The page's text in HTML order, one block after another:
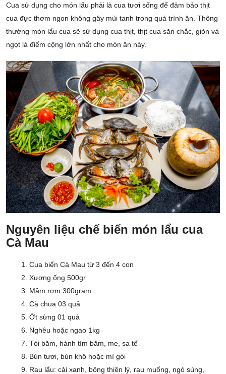
Cua sử dụng cho món lẩu phải là cua tươi sống để đảm bảo thịt
cua đực thơm ngon không gây mùi tanh trong quá trình ăn. Thông
thường món lẩu cua sẽ sử dụng cua thịt, thịt cua săn chắc, giòn và
ngọt là điểm cộng lớn nhất cho món ăn này.
Nguyên liệu chế biến món lẩu cua
Cà Mau
Cua biển Cà Mau từ 3 đến 4 con
Xương ống 500gr
Mầm rơm 300gram
Cà chua 03 quả
Ớt sừng 01 quả
Nghêu hoặc ngao 1kg
Tỏi băm, hành tím băm, me, sa tế
Bún tươi, bún khô hoặc mì gói
Rau lẩu: cải xanh, bông thiên lý, rau muống, ngó súng,